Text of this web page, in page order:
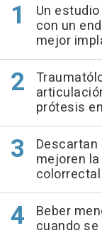
Un
con un
mejor
prótesis
mejoren
Beber
cuando